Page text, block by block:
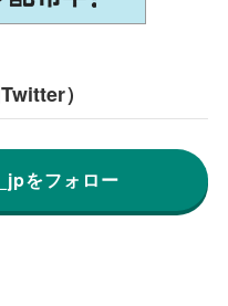
）
をフォロー